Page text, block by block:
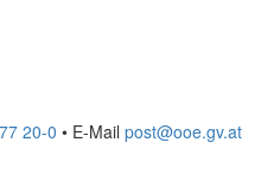
20-0 • E-Mail post@ooe.gv.at